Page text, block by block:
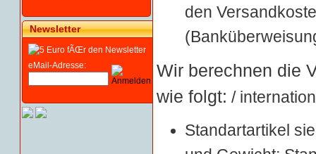
Newsletter
eMail-Adresse:
den
Wir berechnen die
wie folgt: /
Standartartikel